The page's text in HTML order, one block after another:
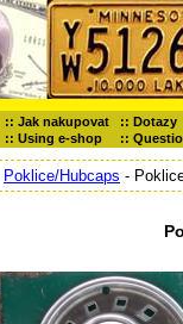
:: Jak nakupovat :: Dotazy
:: Using e-shop ::
Poklice/Hubcaps -